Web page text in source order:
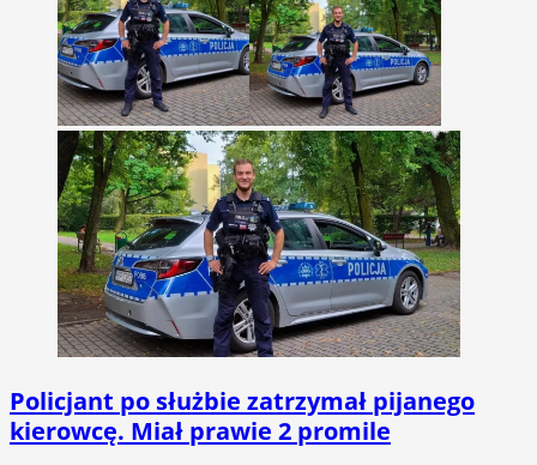
Policjant po służbie zatrzymał pijanego
kierowcę. Miał prawie 2 promile